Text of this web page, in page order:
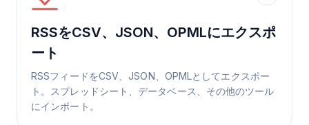
RSSをCSV、JSON、OPMLにエクスポ
ート
RSSフィードをCSV、JSON、OPMLとしてエクスポー
ト。スプレッドシート、データベース、その他のツール
にインポート。